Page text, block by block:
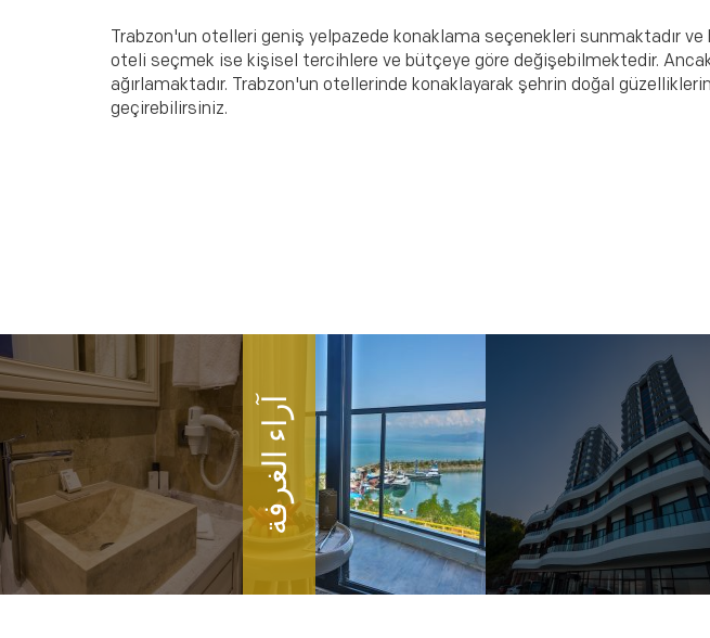
Trabzon'un otelleri geniş yelpazede konaklama seçenekleri sunmaktadır
oteli seçmek ise kişisel tercihlere ve bütçeye göre değişebilmektedir.
ağırlamaktadır. Trabzon'un otellerinde konaklayarak şehrin doğal
geçirebilirsiniz.
آراء الغرفة